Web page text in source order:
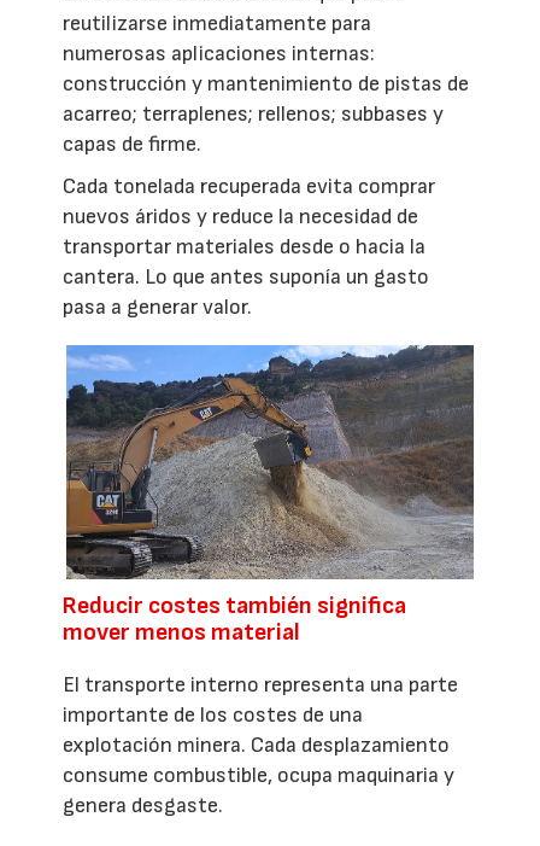
reutilizarse inmediatamente para
numerosas aplicaciones internas:
construcción y mantenimiento de pistas de
acarreo; terraplenes; rellenos; subbases y
capas de firme.
Cada tonelada recuperada evita comprar
nuevos áridos y reduce la necesidad de
transportar materiales desde o hacia la
cantera. Lo que antes suponía un gasto
pasa a generar valor.
Reducir costes también significa
mover menos material
El transporte interno representa una parte
importante de los costes de una
explotación minera. Cada desplazamiento
consume combustible, ocupa maquinaria y
genera desgaste.